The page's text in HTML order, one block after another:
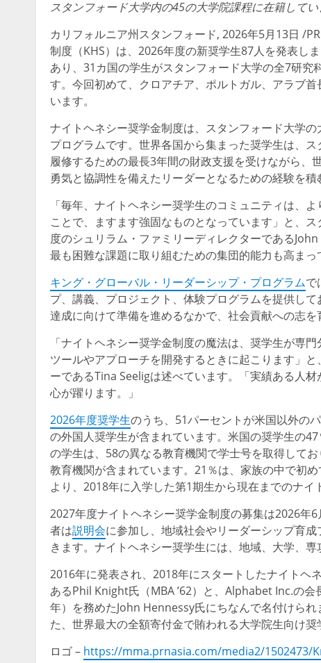
スタンフォード大学内の45の大学院課程に在籍してい
カリフォルニア州スタンフォード, 2026年5月13日 /
制度（KHS）は、2026年度の新奨学生87人を発表し
あり、31カ国の学生がスタンフォード大学の全7研
す。今回初めて、クロアチア、ポルトガル、アラブ
います。
ナイトヘネシー奨学金制度は、スタンフォード大学
プログラムです。世界各国から集まった奨学生は、
履修するための最長3年間の財政支援を受けながら、
勇気と協調性を備えたリーダーとなるための経験を積
「毎年、ナイトヘネシー奨学生のコミュニティは、
ことで、ますます強固なものとなっています」と、
度のシュリラム・ファミリーディレクターである
最も困難な課題に取り組むための集団的能力も高まっ
キング・グローバル・リーダーシップ・プログラムで
プ、講義、プロジェクト、体験プログラムを提供し
達成に向けて準備を進めるなかで、社会貢献への志を
「ナイトヘネシー奨学金制度の魔法は、奨学生が専
ツールやアプローチを開発するときに起こります」
ーであるTina Seeligは述べています。「実績ある人
心が躍ります。」
2026年度奨学生のうち、51パーセントが米国以外の
の外国人奨学生が含まれています。米国の奨学生の
の学生は、58の異なる教育機関で学士号を取得して
教育機関が含まれています。21％は、家族の中で初
より、2018年に入学した第1期生から現在までのナイ
2027年度ナイトヘネシー奨学金制度の募集は2026年
者は説明会に参加し、地域社会やリーダーシップ育
きます。ナイトヘネシー奨学生には、地域、大学、
2016年に発表され、2018年にスタートしたナイトヘ
あるPhil Knight氏（MBA ’62）と、Alphabet Inc.の
年）を務めたJohn Hennessy氏にちなんで名付けら
た、世界最大の全額寄付金で賄われる大学院生向け
ロゴ – https://mma.prnasia.com/media2/1502473/